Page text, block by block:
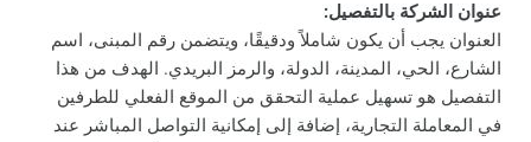
عنوان الشركة بالتفصيل:
العنوان يجب أن يكون شاملاً ودقيقًا، ويتضمن رقم المبنى، اسم
الشارع، الحي، المدينة، الدولة، والرمز البريدي. الهدف من هذا
التفصيل هو تسهيل عملية التحقق من الموقع الفعلي للطرفين
في المعاملة التجارية، إضافة إلى إمكانية التواصل المباشر عند